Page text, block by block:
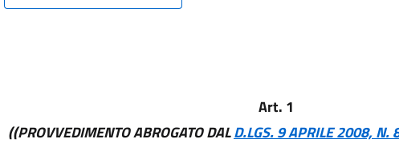
Art. 1
((PROVVEDIMENTO ABROGATO DALD.LGS. 9 APRILE 2008, N.